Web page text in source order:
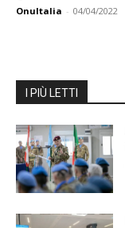
OnuItalia - 04/04/2022
I PIÙ LETTI